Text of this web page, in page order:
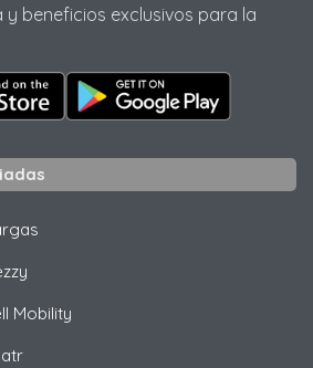
beneficios exclusivos para la
Mobility